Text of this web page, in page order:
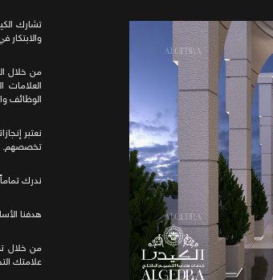
تشارك
والابتكار
من خلال
العلامات
الوظائف
نعتبر
تخصصهم.
ندرك
هدفنا
من خلال
علامتك